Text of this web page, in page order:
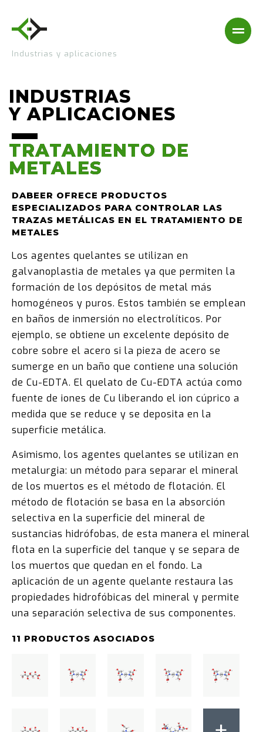
Industrias y aplicaciones
INDUSTRIAS
Y APLICACIONES
TRATAMIENTO DE
METALES
TRATAMIENTO DE
METALES
DABEER OFRECE PRODUCTOS
ESPECIALIZADOS PARA CONTROLAR LAS
TRAZAS METÁLICAS EN EL TRATAMIENTO DE
METALES
Los agentes quelantes se utilizan en
galvanoplastia de metales ya que permiten la
formación de los depósitos de metal más
homogéneos y puros. Estos también se emplean
en baños de inmersión no electrolíticos. Por
ejemplo, se obtiene un excelente depósito de
cobre sobre el acero si la pieza de acero se
sumerge en un baño que contiene una solución
de Cu-EDTA. El quelato de Cu-EDTA actúa como
fuente de iones de Cu liberando el ion cúprico a
medida que se reduce y se deposita en la
superficie metálica.
Asimismo, los agentes quelantes se utilizan en
metalurgia: un método para separar el mineral
de los muertos es el método de flotación. El
método de flotación se basa en la absorción
selectiva en la superficie del mineral de
sustancias hidrófobas, de esta manera el mineral
flota en la superficie del tanque y se separa de
los muertos que quedan en el fondo. La
aplicación de un agente quelante restaura las
propiedades hidrofóbicas del mineral y permite
una separación selectiva de sus componentes.
11 PRODUCTOS ASOCIADOS